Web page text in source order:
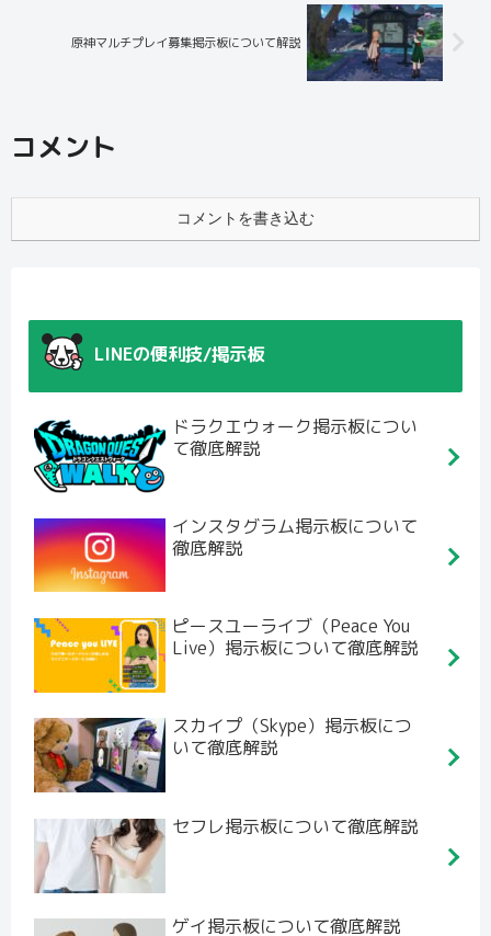
原神マルチプレイ募集掲示板について解説
コメント
コメントを書き込む
LINEの便利技/掲示板
ドラクエウォーク掲示板につい
て徹底解説
インスタグラム掲示板について
徹底解説
ピースユーライブ（Peace You
Live）掲示板について徹底解説
スカイプ（Skype）掲示板につ
いて徹底解説
セフレ掲示板について徹底解説
ゲイ掲示板について徹底解説